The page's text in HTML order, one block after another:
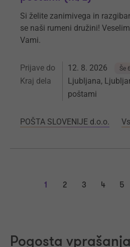
Si želite zanimivega in
se naši rumeni družini!
Vami.
Prijave do 12. 8. 2026 Še
Kraj dela
Ljubljana,
poštami
POŠTA SLOVENIJE d.o.o.
1 2 3 4 5
Pogosta vprašanja